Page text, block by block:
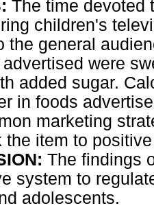
The time devoted
children's
the general
were
added sugar.
in foods
marketing
the item to
The findings
system to
adolescents.